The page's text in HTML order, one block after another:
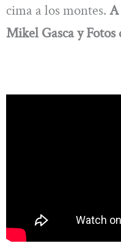
cima a los montes. A
Mikel Gasca y